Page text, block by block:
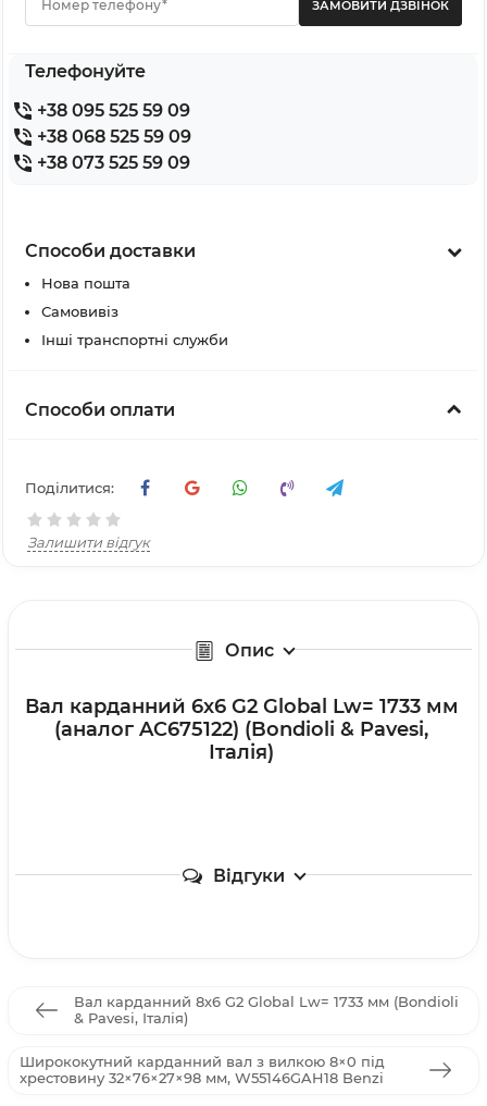
Номер телефону*
Телефонуйте
+38 095 525 59 09
+38 068 525 59 09
+38 073 525 59 09
Способи доставки
Нова пошта
Самовивіз
Інші транспортні служби
Способи оплати
Поділитися:
Залишити відгук
Опис
Вал карданний 6х6 G2 Global Lw= 1733 мм
(аналог AC675122) (Bondioli & Pavesi,
Італія)
Відгуки
Вал карданний 8х6 G2 Global Lw= 1733 мм (Bondioli
& Pavesi, Італія)
Ширококутний карданний вал з вилкою 8×0 під
хрестовину 32×76×27×98 мм, W55146GAH18 Benzi